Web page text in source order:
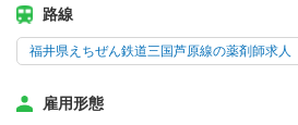
路線
福井県えちぜん鉄道三国芦原線の薬剤師求人
雇用形態